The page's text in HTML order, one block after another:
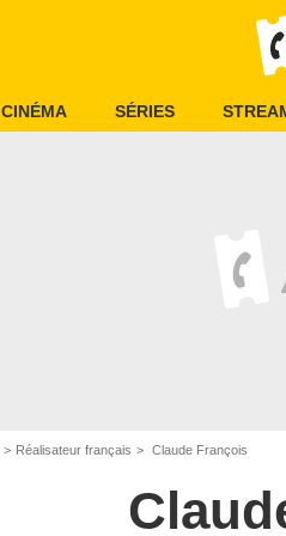
CINÉMA SÉRIES
Réalisateur français Claude François